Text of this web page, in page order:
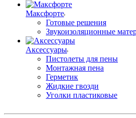
Максфорте
Готовые решения
Звукоизоляционные
Аксессуары
Пистолеты для пены
Монтажная пена
Герметик
Жидкие гвозди
Уголки пластиковые